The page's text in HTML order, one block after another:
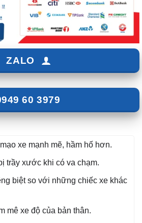
ZALO
60 3979
xe mạnh mẽ, hầm hố hơn.
trầy xước khi có va chạm.
biệt so với những chiếc xe khác
mê xe độ của bản thân.